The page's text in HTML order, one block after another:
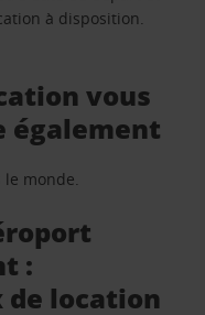
à disposition.
vous
également
monde.
:
de location